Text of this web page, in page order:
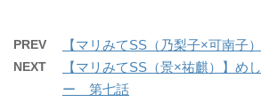
PREV 【マリみてSS（乃梨子×可南子
NEXT
【マリみてSS（景×祐麒）】め
ー 第七話